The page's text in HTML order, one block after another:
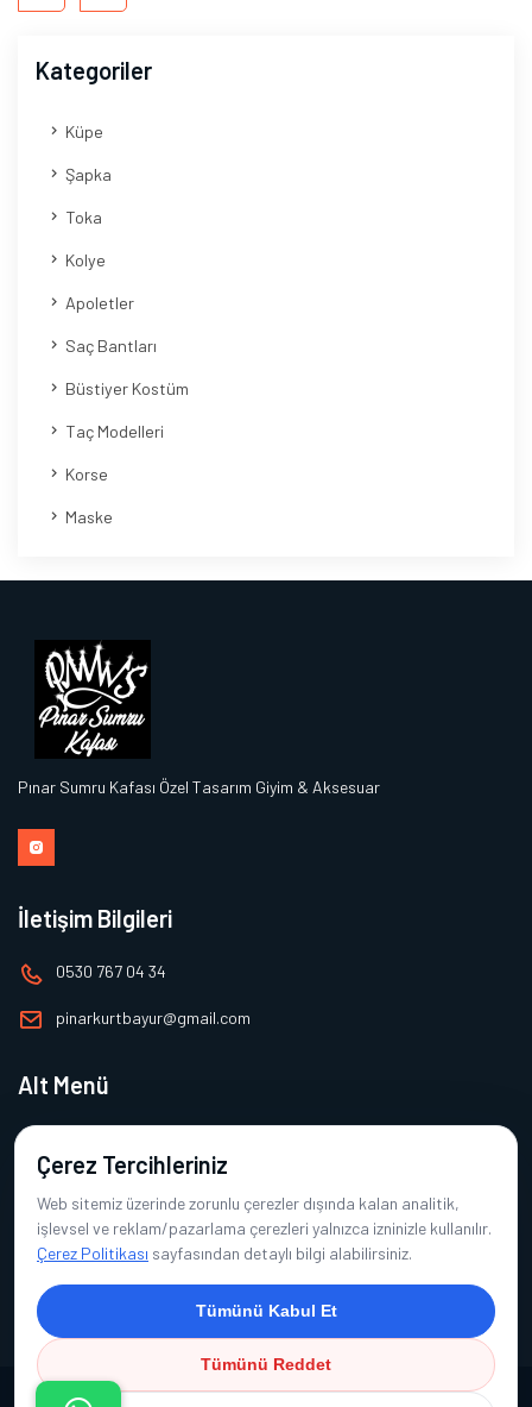
Kategoriler
Küpe
Şapka
Toka
Kolye
Apoletler
Saç Bantları
Büstiyer Kostüm
Taç Modelleri
Korse
Maske
Pınar Sumru Kafası Özel Tasarım Giyim & Aksesuar
İletişim Bilgileri
0530 767 04 34
pinarkurtbayur@gmail.com
Alt Menü
Ana Sayfa
Hakkımızda
Ürünlerimiz
Referanslarımız
İletişim
Çerez Tercihleriniz
Web sitemiz üzerinde zorunlu çerezler dışında kalan analitik,
işlevsel ve reklam/pazarlama çerezleri yalnızca izninizle kullanılır.
Çerez Politikası sayfasından detaylı bilgi alabilirsiniz.
Tümünü Kabul Et
Tümünü Reddet